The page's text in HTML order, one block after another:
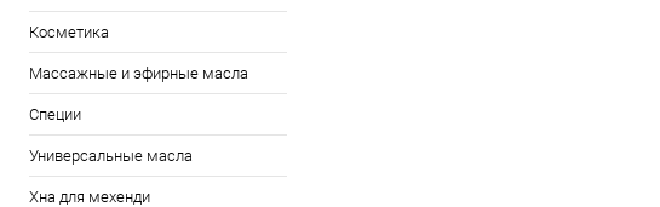
Косметика
Массажные и эфирные масла
Специи
Универсальные масла
Хна для мехенди